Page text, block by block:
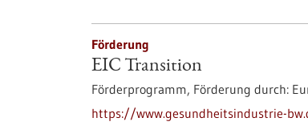
Förderung
EIC Transition
Förderprogramm, Förderung durch:
https://www.gesundheitsindustrie-